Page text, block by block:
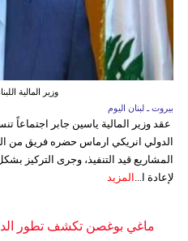
وزير المالية
بيروت ـ لبنان اليوم
عقد وزير المالية ياسين جابر اجتماعاً
الدولي انريكي ارماس حضره فريق من
لإعادة ا...
المزيد
ماغي بوغصن تكشف تطور